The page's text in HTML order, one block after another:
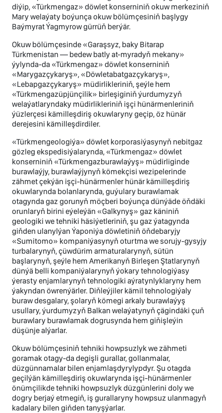
diýip, «Türkmengaz» döwlet konserniniň okuw merkeziniň
Mary welaýaty boýunça okuw bölümçesiniň başlygy
Baýmyrat Ýagmyrow gürrüň berýär.
Okuw bölümçesinde «Garaşsyz, baky Bitarap
Türkmenistan — bedew batly at-myradyň mekany»
ýylynda-da «Türkmengaz» döwlet konserniniň
«Marygazçykaryş», «Döwletabatgazçykaryş»,
«Lebapgazçykaryş» müdirlikleriniň, şeýle hem
«Türkmengazüpjünçilik» birleşiginiň ýurdumyzyň
welaýatlaryndaky müdirlikleriniň işçi hünärmenleriniň
ýüzlerçesi kämilleşdiriş okuwlaryny geçip, öz hünär
derejesini kämilleşdirdiler.
«Türkmengeologiýa» döwlet korporasiýasynyň nebitgaz
gözleg ekspedisiýalarynda, «Türkmengaz» döwlet
konserniniň «Türkmengazburawlaýyş» müdirliginde
burawlaýjy, burawlaýjynyň kömekçisi wezipelerinde
zähmet çekýän işçi-hünärmenler hünär kämilleşdiriş
okuwlarynda bolanlarynda, guýulary burawlamak
otagynda gaz gorunyň möçberi boýunça dünýäde öňdäki
orunlaryň birini eýeleýän «Galkynyş» gaz käniniň
geologiki we tehniki häsiýetleriniň, şu gaz ýatagynda
giňden ulanylýan Ýaponiýa döwletiniň öňdebaryjy
«Sumitomo» kompaniýasynyň oturtma we sorujy-gysyjy
turbalarynyň, çüwdürim armaturalarynyň, sütün
başlarynyň, şeýle hem Amerikanyň Birleşen Ştatlarynyň
dünýä belli kompaniýalarynyň ýokary tehnologiýasy
ýerasty enjamlarynyň tehnologiki aýratynlyklaryny hem
ýakyndan öwrenýärler. Diňleýjiler kämil tehnologiýaly
buraw desgalary, şolaryň kömegi arkaly burawlaýyş
usullary, ýurdumyzyň Balkan welaýatynyň çägindäki çuň
burawlary burawlamak dogrusynda hem giňişleýin
düşünje alýarlar.
Okuw bölümçesiniň tehniki howpsuzlyk we zähmeti
goramak otagy-da degişli gurallar, gollanmalar,
düzgünnamalar bilen enjamlaşdyrylypdyr. Şu otagda
geçilýän kämilleşdiriş okuwlarynda işçi-hünärmenler
önümçilikde tehniki howpsuzlyk düzgünlerini doly we
dogry berjaý etmegiň, iş gurallaryny howpsuz ulanmagyň
kadalary bilen giňden tanyşýarlar.